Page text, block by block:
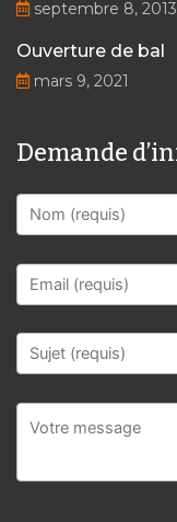
septembre 8, 2013
Ouverture de bal
mars 9, 2021
Demande